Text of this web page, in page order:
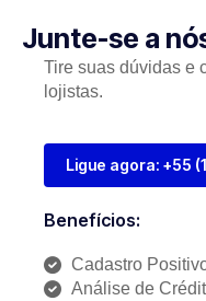
Junte-se a
Tire suas dúvidas e
lojistas.
Ligue agora: +55
Benefícios:
Cadastro
Análise de